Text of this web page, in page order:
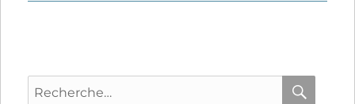
Recherche